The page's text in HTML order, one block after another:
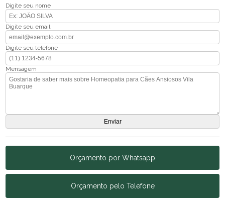
Digite seu nome
Digite seu email
Digite seu telefone
Mensagem
Orçamento por Whatsapp
Orçamento pelo Telefone